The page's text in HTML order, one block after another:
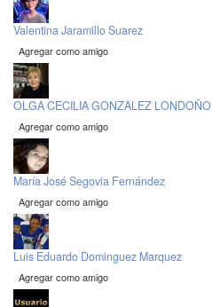
Valentina Jaramillo Suarez
Agregar como amigo
OLGA CECILIA GONZALEZ LONDOÑO
Agregar como amigo
María José Segovia Fernández
Agregar como amigo
Luis Eduardo Dominguez Marquez
Agregar como amigo